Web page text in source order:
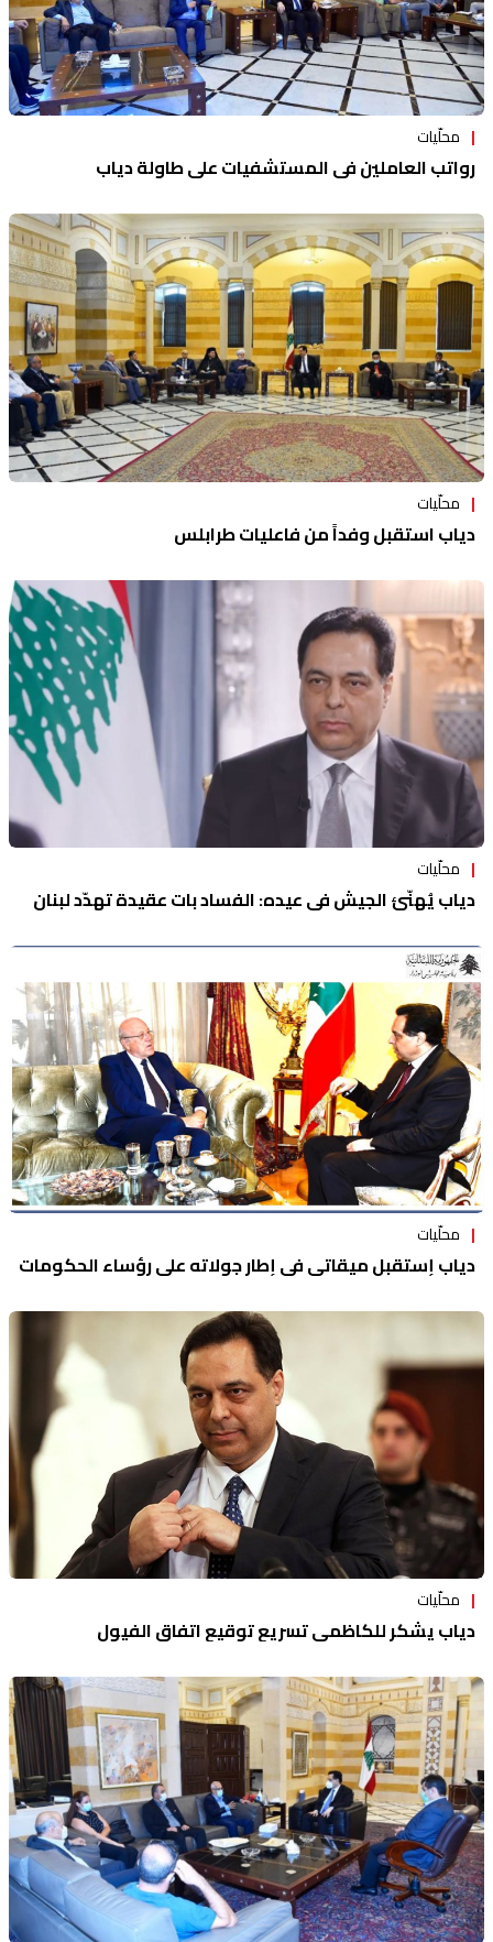
محلّيات
رواتب العاملين في المستشفيات على طاولة دياب
محلّيات
دياب استقبل وفداً من فاعليات طرابلس
محلّيات
دياب يُهنّئ الجيش في عيده: الفساد بات عقيدة تهدّد لبنان
محلّيات
دياب إستقبل ميقاتي في إطار جولاته على رؤساء الحكومات
محلّيات
دياب يشكر للكاظمي تسريع توقيع اتفاق الفيول